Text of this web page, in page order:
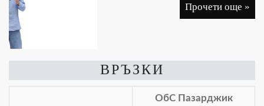
Прочети още »
ВРЪЗКИ
ОбС Пазарджик